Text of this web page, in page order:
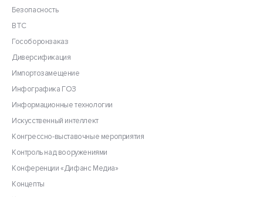
Безопасность
ВТС
Гособоронзаказ
Диверсификация
Импортозамещение
Инфографика ГОЗ
Информационные технологии
Искусственный интеллект
Конгрессно-выставочные мероприятия
Контроль над вооружениями
Конференции «Дифанс Медиа»
Концепты